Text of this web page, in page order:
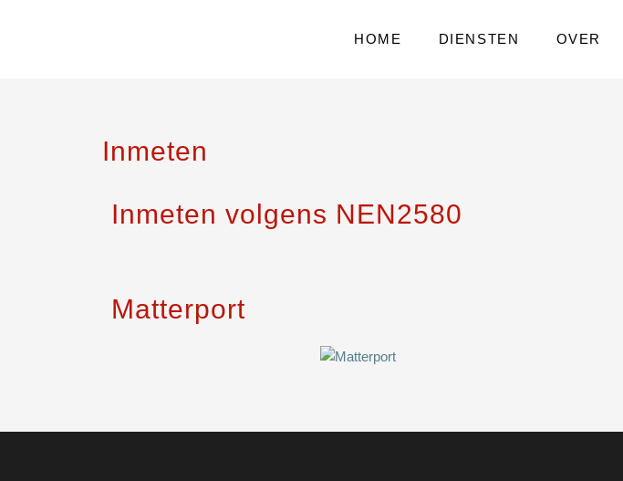
HOME DIENSTEN OVER
Inmeten
Inmeten volgens NEN2580
Matterport